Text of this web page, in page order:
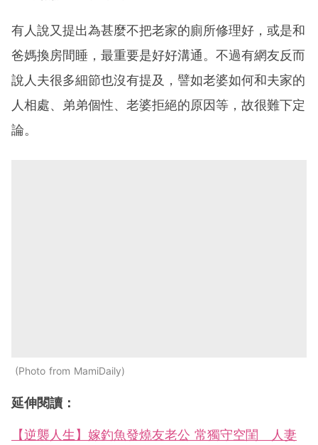
有人說又提出為甚麼不把老家的廁所修理好，或是和
爸媽換房間睡，最重要是好好溝通。不過有網友反而
說人夫很多細節也沒有提及，譬如老婆如何和夫家的
人相處、弟弟個性、老婆拒絕的原因等，故很難下定
論。
Photo from MamiDaily
延伸閱讀：
【逆襲人生】嫁釣魚發燒友老公 常獨守空閨 人妻